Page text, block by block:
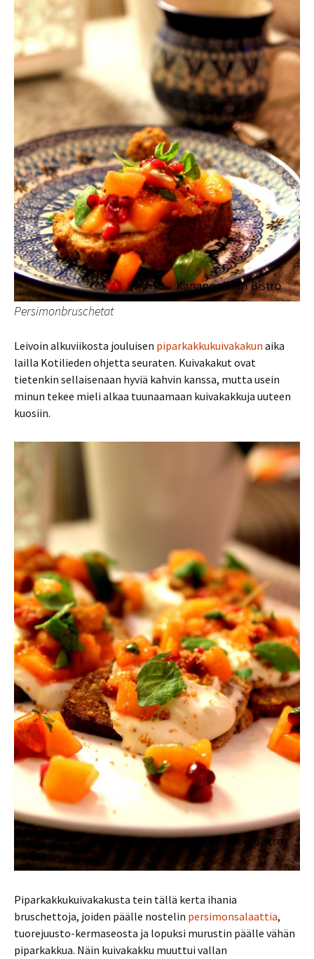
Persimonbruschetat
Leivoin alkuviikosta jouluisen piparkakkukuivakakun aika
lailla Kotilieden ohjetta seuraten. Kuivakakut ovat
tietenkin sellaisenaan hyviä kahvin kanssa, mutta usein
minun tekee mieli alkaa tuunaamaan kuivakakkuja uuteen
kuosiin.
Piparkakkukuivakakusta tein tällä kerta ihania
bruschettoja, joiden päälle nostelin persimonsalaattia,
tuorejuusto-kermaseosta ja lopuksi murustin päälle vähän
piparkakkua. Näin kuivakakku muuttui vallan